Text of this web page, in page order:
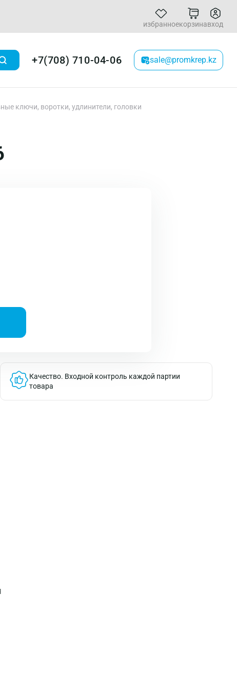
избранноекорзинавход
+7(708) 710-04-06 sale@promkrep.kz
ключи, воротки, удлинители, головки
Качество. Входной контроль каждой партии
товара